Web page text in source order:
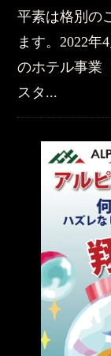
平素は格別の
ます。2022年
のホテル事業
スタ...